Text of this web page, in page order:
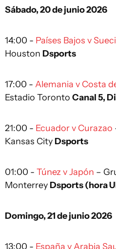
Sábado, 20 de junio 2026
14:00 - Países Bajos v
Houston Dsports
17:00 - Alemania v Costa
Estadio Toronto Canal 5,
21:00 - Ecuador v Curazao
Kansas City Dsports
01:00 - Túnez v Japón –
Monterrey Dsports (hora
Domingo, 21 de junio 2026
13:00 - España v Arabia